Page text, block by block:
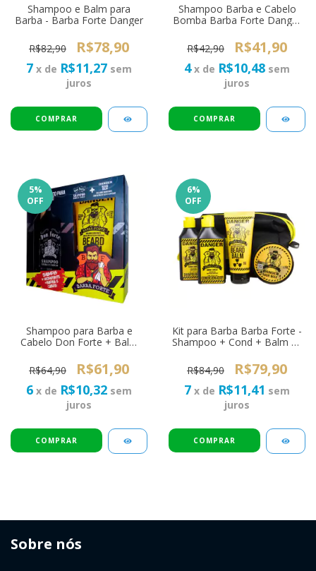
Shampoo e Balm para
Barba - Barba Forte Danger
R$82,90 R$78,90
7 x de R$11,27 sem
juros
Shampoo Barba e Cabelo
Bomba Barba Forte Danger
R$42,90
R$41,90
4 x de R$10,48 sem
juros
5%
OFF
Shampoo para Barba e
Cabelo Don Forte + Balm
R$64,90
R$61,90
6 x de R$10,32 sem
juros
6%
OFF
Kit para Barba Barba Forte -
Shampoo + Cond + Balm de
Danger
R$84,90 R$79,90
7 x de R$11,41 sem
juros
Sobre nós